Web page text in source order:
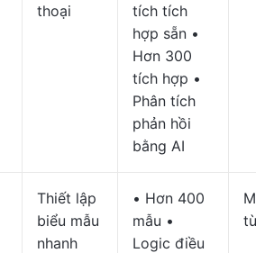
thoại
tích tích
hợp sẵn •
Hơn 300
tích hợp •
Phân tích
phản hồi
bằng AI
Thiết lập
biểu mẫu
nhanh
• Hơn 400
mẫu •
Logic điều
từ